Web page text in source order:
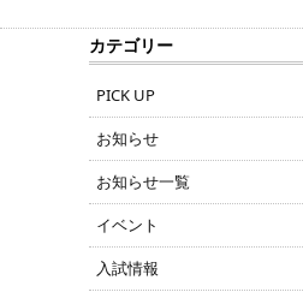
カテゴリー
PICK UP
お知らせ
お知らせ一覧
イベント
入試情報